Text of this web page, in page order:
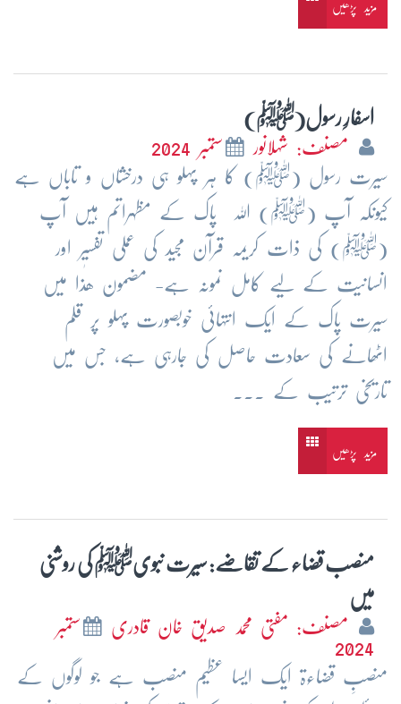
مزید پڑھیں
اسفارِ رسول(ﷺ)
مصنف: شہلانور
ستمبر 2024
سیرت رسول (ﷺ) کا ہر پہلو ہی درخشاں و تاباں ہے
کیونکہ آپ (ﷺ) اللہ پاک کے مظہراتم ہیں آپ
(ﷺ) کی ذات کریمہ قرآن مجید کی عملی تفسیر اور
انسانیت کے لیے کامل نمونہ ہے- مضمون ھٰذا میں
سیرت پاک کے ایک انتہائی خوبصورت پہلو پر قلم
اٹھانے کی سعادت حاصل کی جارہی ہے، جس میں
تاریخی ترتیب کے ...
مزید پڑھیں
منصب قضاء کے تقاضے: سیرت نبویﷺ کی روشنی
میں
مصنف: مفتی محمد صدیق خان قادری
ستمبر
2024
منصبِ قضاءۃ ایک ایسا عظیم منصب ہے جو لوگوں کے